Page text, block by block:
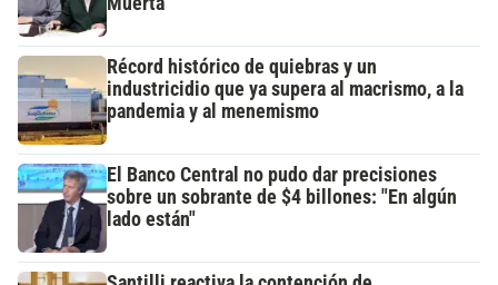
Récord histórico de quiebras y un
industricidio que ya supera al macrismo, a la
pandemia y al menemismo
El Banco Central no pudo dar precisiones
sobre un sobrante de $4 billones: "En algún
lado están"